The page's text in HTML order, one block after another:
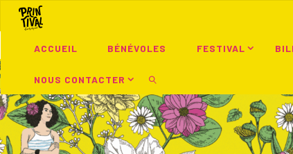
Skip
ACCUEIL BÉNÉVOLES FESTIVAL
NOUS CONTACTER
SEARCH